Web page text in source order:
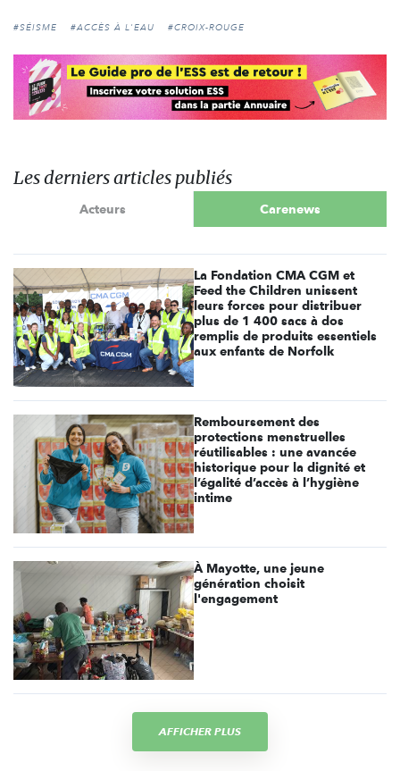
#SÉISME #ACCÈS À L'EAU #CROIX-ROUGE
Les derniers articles publiés
Acteurs Carenews
La Fondation CMA CGM et
Feed the Children unissent
leurs forces pour distribuer
plus de 1 400 sacs à dos
remplis de produits essentiels
aux enfants de Norfolk
Remboursement des
protections menstruelles
réutilisables : une avancée
historique pour la dignité et
l’égalité d’accès à l’hygiène
intime
À Mayotte, une jeune
génération choisit
l'engagement
AFFICHER PLUS